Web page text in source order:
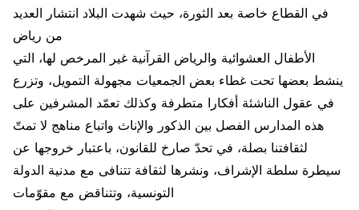
في القطاع خاصة بعد الثورة، حيث شهدت البلاد انتشار العديد
من رياض
الأطفال العشوائية والرياض القرآنية غير المرخص لها، التي
ينشط بعضها تحت غطاء بعض الجمعيات مجهولة التمويل، وتزرع
في عقول الناشئة أفكارا متطرفة وكذلك تعمّد المشرفين على
هذه المدارس الفصل بين الذكور والإناث واتباع مناهج لا تمتّ
لثقافتنا بصلة، في تحدّ صارخ للقانون، باعتبار خروجها عن
سيطرة سلطة الإشراف، ونشرها لثقافة تتنافى مع مدنية الدولة
التونسية، وتتناقض مع مقوّمات